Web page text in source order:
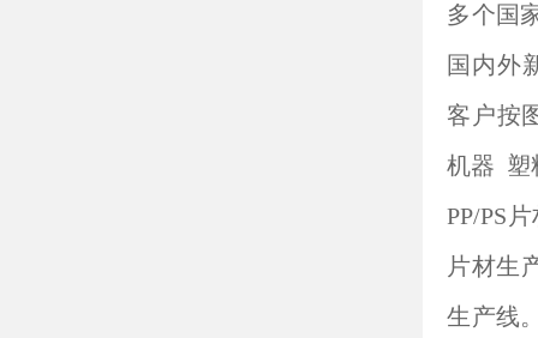
多个国
国内外
客户按
机器 塑
PP/PS
片材生
生产线